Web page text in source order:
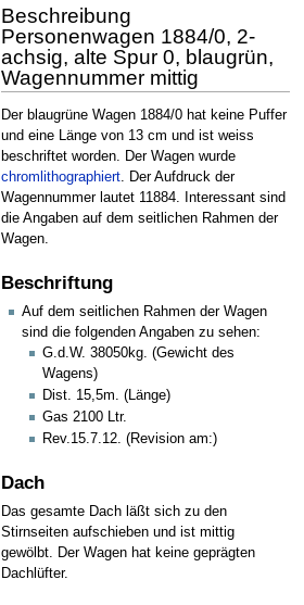
Beschreibung
Personenwagen 1884/0, 2-
achsig, alte Spur 0, blaugrün,
Wagennummer mittig
Der blaugrüne Wagen 1884/0 hat keine Puffer
und eine Länge von 13 cm und ist weiss
beschriftet worden. Der Wagen wurde
chromlithographiert. Der Aufdruck der
Wagennummer lautet 11884. Interessant sind
die Angaben auf dem seitlichen Rahmen der
Wagen.
Beschriftung
Auf dem seitlichen Rahmen der Wagen
sind die folgenden Angaben zu sehen:
G.d.W. 38050kg. (Gewicht des
Wagens)
Dist. 15,5m. (Länge)
Gas 2100 Ltr.
Rev.15.7.12. (Revision am:)
Dach
Das gesamte Dach läßt sich zu den
Stirnseiten aufschieben und ist mittig
gewölbt. Der Wagen hat keine geprägten
Dachlüfter.